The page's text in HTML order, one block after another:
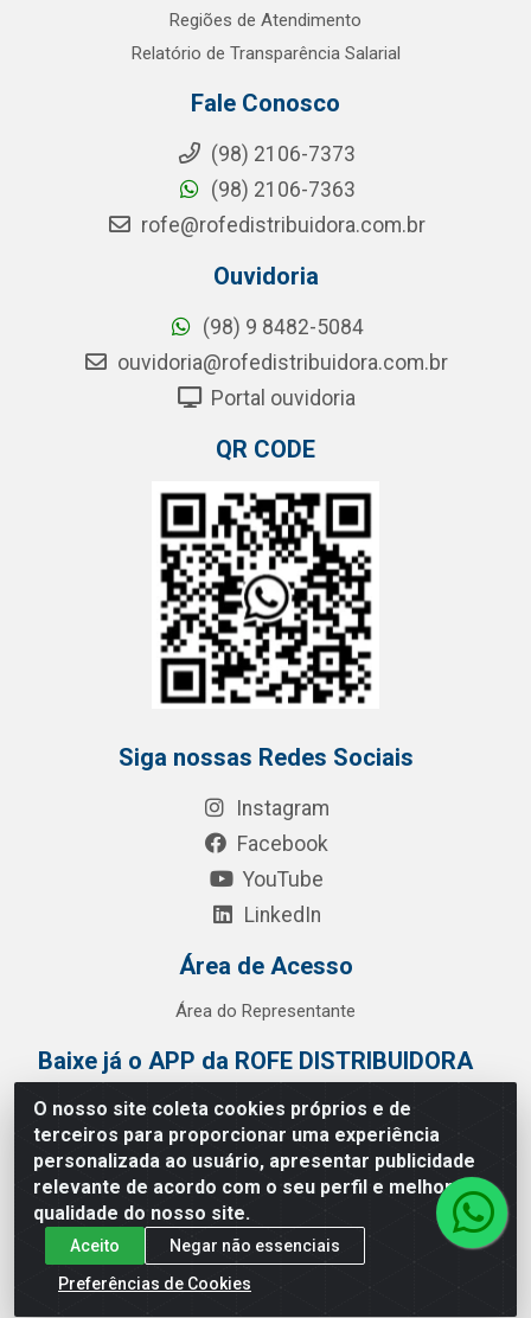
O nosso site coleta cookies próprios e de
terceiros para proporcionar uma experiência
personalizada ao usuário, apresentar publicidade
relevante de acordo com o seu perfil e melhorar a
qualidade do nosso site.
Aceito
Negar não essenciais
Preferências de Cookies
Regiões de Atendimento
Relatório de Transparência Salarial
Fale Conosco
(98) 2106-7373
(98) 2106-7363
rofe@rofedistribuidora.com.br
Ouvidoria
(98) 9 8482-5084
ouvidoria@rofedistribuidora.com.br
Portal ouvidoria
QR CODE
Siga nossas Redes Sociais
Instagram
Facebook
YouTube
LinkedIn
Área de Acesso
Área do Representante
Baixe já o APP da ROFE DISTRIBUIDORA